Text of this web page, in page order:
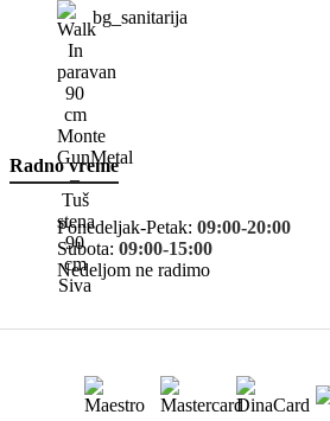
bg_sanitarija
Radno vreme
Ponedeljak-Petak: 09:00-20:00
Subota: 09:00-15:00
Nedeljom ne radimo